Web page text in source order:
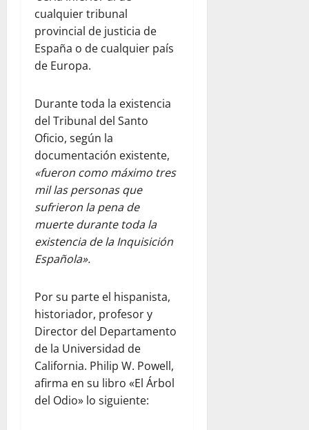
cualquier tribunal
provincial de justicia de
España o de cualquier país
de Europa.
Durante toda la existencia
del Tribunal del Santo
Oficio, según la
documentación existente,
«fueron como máximo tres
mil las personas que
sufrieron la pena de
muerte durante toda la
existencia de la Inquisición
Española».
Por su parte el hispanista,
historiador, profesor y
Director del Departamento
de la Universidad de
California. Philip W. Powell,
afirma en su libro «El Árbol
del Odio» lo siguiente: